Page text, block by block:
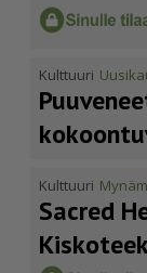
Kulttuuri
Kulttuuri
Sacred